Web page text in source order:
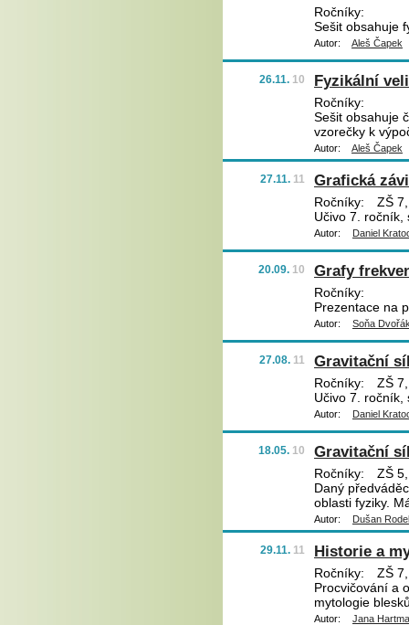
Ročníky:
Sešit obsahuje
Autor: Aleš Čapek
26.11. 10 Fyzikální
Ročníky:
Sešit obsahuje
vzorečky k
Autor: Aleš Čapek
27.11. 11 Grafická
Ročníky:
ZŠ 7,
Učivo 7. ročník,
Autor: Daniel
20.09. 10 Grafy
Ročníky:
Prezentace na
Autor: Soňa
27.08. 11 Gravitační
Ročníky:
ZŠ 7,
Učivo 7. ročník,
Autor: Daniel
18.05. 10 Gravitační
Ročníky:
ZŠ
Daný
oblasti fyziky.
Autor: Dušan
29.11. 11 Historie a
Ročníky:
ZŠ
Procvičování a
mytologie
Autor: Jana